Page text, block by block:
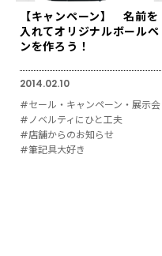
【キャンペーン】 名前を
入れてオリジナルボールペ
ンを作ろう！
2014.02.10
#セール・キャンペーン・展示会
#ノベルティにひと工夫
#店舗からのお知らせ
#筆記具大好き